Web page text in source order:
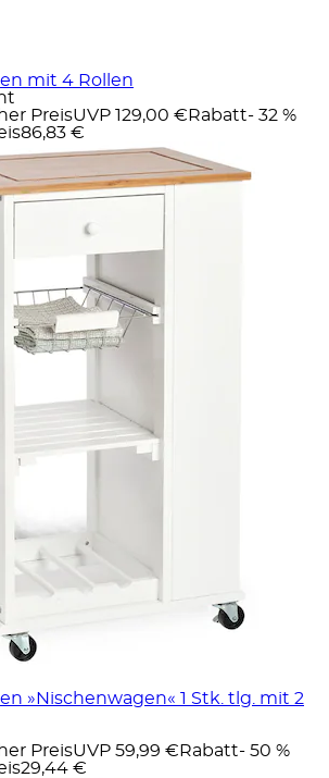
mit 4 Rollen
PreisUVP 129,00 € Rabatt- 32 %
86,83 €
»Nischenwagen« 1 Stk. tlg. mit 2
PreisUVP 59,99 € Rabatt- 50 %
29,44 €